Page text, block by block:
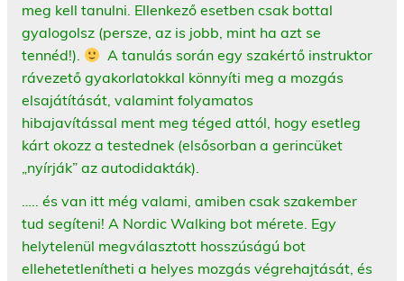
meg kell tanulni. Ellenkező esetben csak bottal
gyalogolsz (persze, az is jobb, mint ha azt se
tennéd!).
A tanulás során egy szakértő instruktor
rávezető gyakorlatokkal könnyíti meg a mozgás
elsajátítását, valamint folyamatos
hibajavítással ment meg téged attól, hogy esetleg
kárt okozz a testednek (elsősorban a gerincüket
„nyírják” az autodidakták).
….. és van itt még valami, amiben csak szakember
tud segíteni! A Nordic Walking bot mérete. Egy
helytelenül megválasztott hosszúságú bot
ellehetetlenítheti a helyes mozgás végrehajtását, és